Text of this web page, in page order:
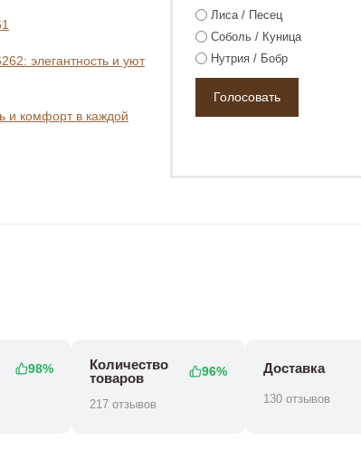
элегантность и уют
и комфорт в каждой
Лиса / Песец
Соболь / Куница
Нутрия / Бобр
98%
Количество
товаров
96%
217 отзывов
Доставка
130 отзывов